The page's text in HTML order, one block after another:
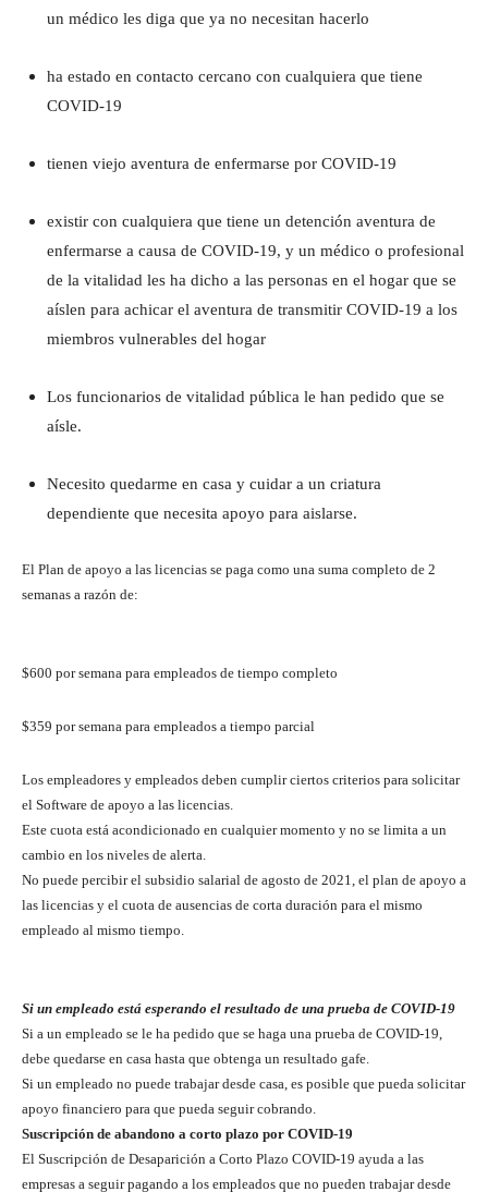
un médico les diga que ya no necesitan hacerlo
ha estado en contacto cercano con cualquiera que tiene
COVID-19
tienen viejo aventura de enfermarse por COVID-19
existir con cualquiera que tiene un detención aventura de
enfermarse a causa de COVID-19, y un médico o profesional
de la vitalidad les ha dicho a las personas en el hogar que se
aíslen para achicar el aventura de transmitir COVID-19 a los
miembros vulnerables del hogar
Los funcionarios de vitalidad pública le han pedido que se
aísle.
Necesito quedarme en casa y cuidar a un criatura
dependiente que necesita apoyo para aislarse.
El Plan de apoyo a las licencias se paga como una suma completo de 2
semanas a razón de:
$600 por semana para empleados de tiempo completo
$359 por semana para empleados a tiempo parcial
Los empleadores y empleados deben cumplir ciertos criterios para solicitar
el Software de apoyo a las licencias.
Este cuota está acondicionado en cualquier momento y no se limita a un
cambio en los niveles de alerta.
No puede percibir el subsidio salarial de agosto de 2021, el plan de apoyo a
las licencias y el cuota de ausencias de corta duración para el mismo
empleado al mismo tiempo.
Si un empleado está esperando el resultado de una prueba de COVID-19
Si a un empleado se le ha pedido que se haga una prueba de COVID-19,
debe quedarse en casa hasta que obtenga un resultado gafe.
Si un empleado no puede trabajar desde casa, es posible que pueda solicitar
apoyo financiero para que pueda seguir cobrando.
Suscripción de abandono a corto plazo por COVID-19
El Suscripción de Desaparición a Corto Plazo COVID-19 ayuda a las
empresas a seguir pagando a los empleados que no pueden trabajar desde